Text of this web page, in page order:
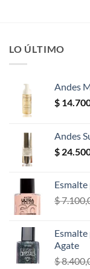
LO ÚLTIMO
Andes
$
Andes
$
$
Agate
$